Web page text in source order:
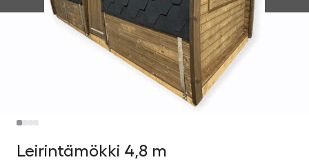
Leirintämökki 4,8 m